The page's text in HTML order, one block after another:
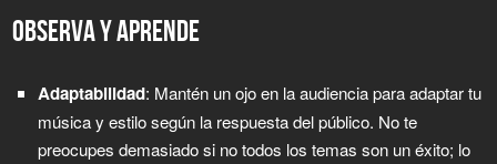
OBSERVA Y APRENDE
Adaptabilidad: Mantén un ojo en la audiencia para adaptar tu
música y estilo según la respuesta del público. No te
preocupes demasiado si no todos los temas son un éxito; lo